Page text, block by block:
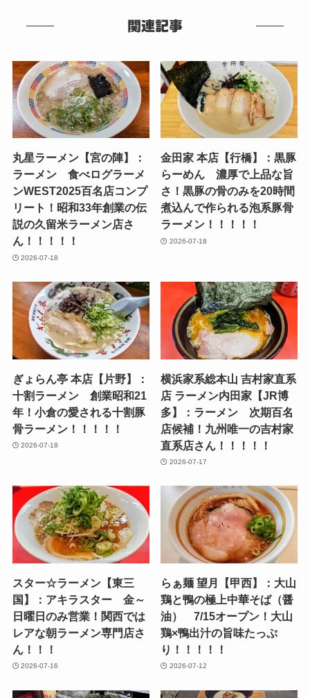
関連記事
丸星ラーメン【宮の陣】：
ラーメン 食べログラーメ
ンWEST2025百名店コンプ
リート！昭和33年創業の伝
説の久留米ラーメン店さ
ん！！！！！
2026-07-18
金田家 本店【行橋】：黒豚
らーめん 濃厚で上品な旨
さ！黒豚の骨のみを20時間
煮込んで作られる泡系豚骨
ラーメン！！！！！
2026-07-18
ぎょらん亭 本店【片野】：
十割ラーメン 創業昭和21
年！小倉の愛される十割豚
骨ラーメン！！！！！
2026-07-18
横浜家系総本山 吉村家直系
店 ラーメン内田家【JR博
多】：ラーメン 次期百名
店候補！九州唯一の吉村家
直系店さん！！！！！
2026-07-17
スター☆ラーメン【東三
国】：アキラスター 金～
日曜日のみ営業！関西では
レアな朝ラーメン専門店さ
ん！！！
2026-07-16
らぁ麺 望月【甲西】：大山
鶏と鴨の極上中華そば（醤
油） 7/15オープン！大山
鶏×鴨出汁の旨味たっぷ
り！！！！！
2026-07-12